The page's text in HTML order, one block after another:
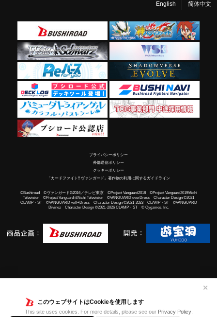
このウェブサイトはCookieを使用します
This site uses cookies. For more details, please see our Privacy Policy.
✕
English 简体中文
プライバシーポリシー
外部送信ポリシー
クッキーポリシー
「カードファイト!! ヴァンガード」著作物の利用に関するガイドライン
©Bushiroad ©ヴァンガードG2016／テレビ東京 ©Project Vanguard2018 ©Project Vanguard2019/Aichi
Television ©Project Vanguard if/Aichi Television ©VANGUARD overDress Character Design ©2021
CLAMP・ST ©VANGUARD will+Dress Character Design ©2021-2023 CLAMP・ST ©VANGUARD
Divinez Character Design ©2021-2026 CLAMP・ST © Cygames, Inc.